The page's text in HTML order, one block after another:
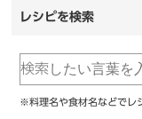
レシピを検索
※料理名や食材名などでレ